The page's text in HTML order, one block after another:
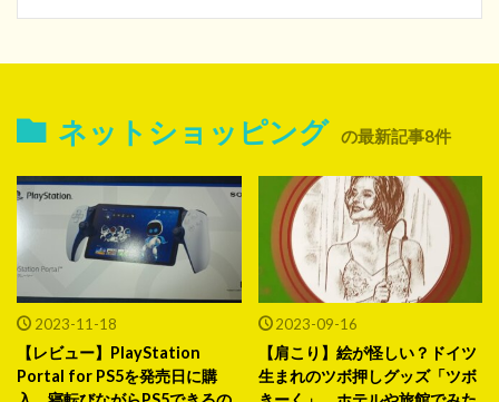
ネットショッピング の最新記事8件
2023-11-18
【レビュー】PlayStation
Portal for PS5を発売日に購
2023-09-16
【肩こり】絵が怪しい？ドイツ
生まれのツボ押しグッズ「ツボ